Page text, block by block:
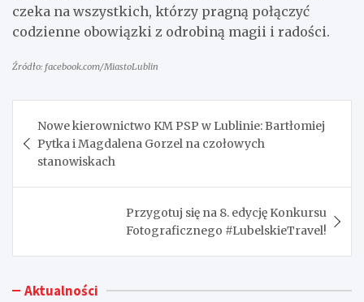
czeka na wszystkich, którzy pragną połączyć
codzienne obowiązki z odrobiną magii i radości.
Źródło: facebook.com/MiastoLublin
wpisu
Nowe kierownictwo KM PSP w Lublinie: Bartłomiej
Pytka i Magdalena Gorzel na czołowych
stanowiskach
Przygotuj się na 8. edycję Konkursu
Fotograficznego #LubelskieTravel!
Aktualności